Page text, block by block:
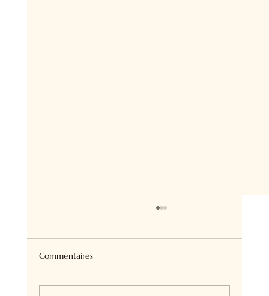
Commentaires